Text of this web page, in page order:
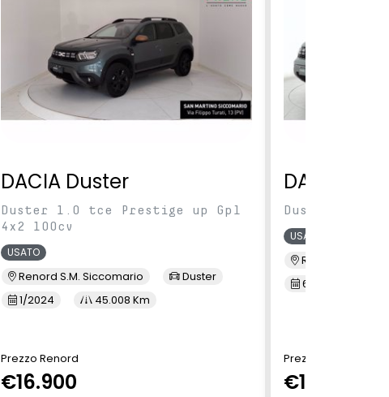
DACIA Duster
Duster 1.0 tce Prestige up Gpl
4x2 100cv
USATO
Renord S.M. Siccomario
Duster
1/2024
45.008 Km
Prezzo Renord
€16.900
DACIA
Duster 1.5
USATO
Renord
6/2023
Prezzo Renord
€16.490